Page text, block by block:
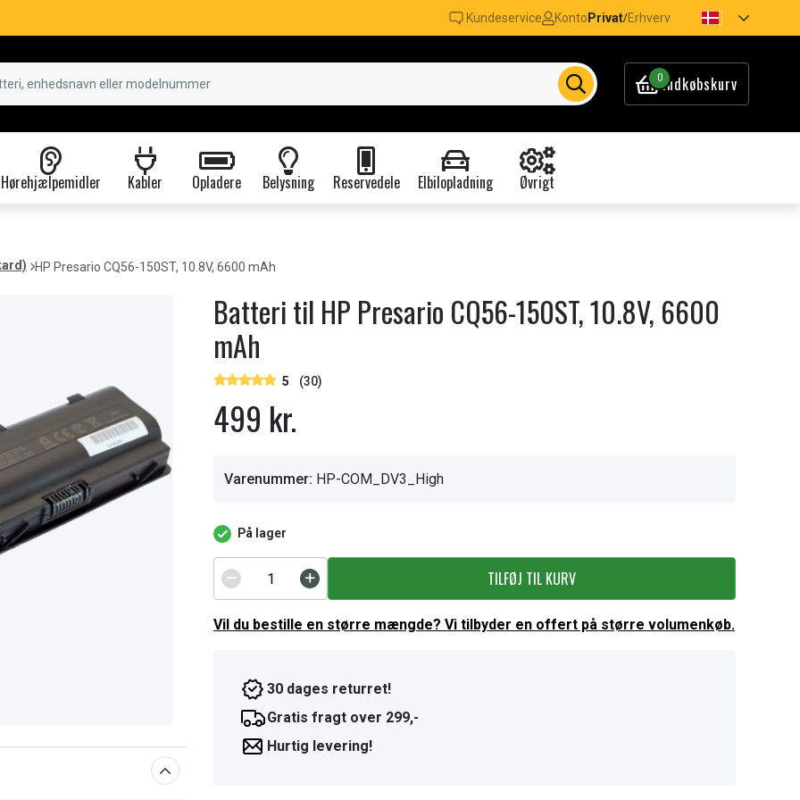
Kundeservice Konto Privat/Erhverv
0Indkøbskurv
Hørehjælpemidler Kabler Opladere Belysning Reservedele Elbilopladning Øvrigt
HP Presario CQ56-150ST, 10.8V, 6600 mAh
Batteri til HP Presario CQ56-150ST, 10.8V, 6600
mAh
5 (30)
499 kr.
Varenummer: HP-COM_DV3_High
På lager
TILFØJ TIL KURV
Vil du bestille en større mængde? Vi tilbyder en offert på større volumenkøb.
30 dages returret!
Gratis fragt over 299,-
Hurtig levering!